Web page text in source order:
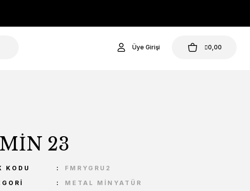
Üye Girişi 0,00
23
KODU
FMRYGRU2
METAL MİNYATÜR